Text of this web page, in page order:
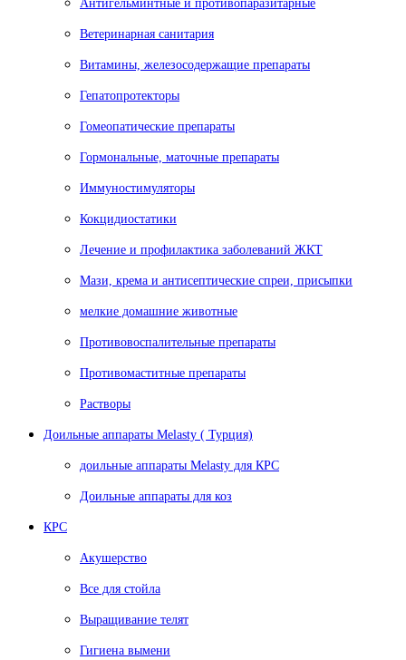
Антигельминтные и противопаразитарные
Ветеринарная санитария
Витамины, железосодержащие препараты
Гепатопротекторы
Гомеопатические препараты
Гормональные, маточные препараты
Иммуностимуляторы
Кокцидиостатики
Лечение и профилактика заболеваний ЖКТ
Мази, крема и антисептические спреи, присыпки
мелкие домашние животные
Противовоспалительные препараты
Противомаститные препараты
Растворы
Доильные аппараты Melasty ( Турция)
доильные аппараты Melasty для КРС
Доильные аппараты для коз
КРС
Акушерство
Все для стойла
Выращивание телят
Гигиена вымени